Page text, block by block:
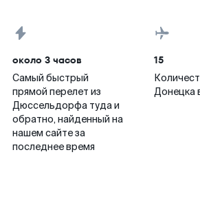
около 3 часов
Самый быстрый
прямой перелет из
Дюссельдорфа туда и
обратно, найденный на
нашем сайте за
последнее время
15
Донецка